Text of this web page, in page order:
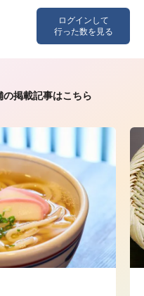
ログインして
行った数を見る
の掲載記事はこちら